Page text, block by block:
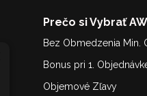
Prečo si Vybrať
Bez Obmedzenia Min.
Bonus pri 1.
Objemové Zľavy